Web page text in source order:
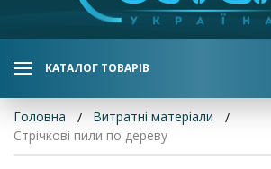
КАТАЛОГ ТОВАРІВ
Головна
Витратні матеріали
Стрічкові пили по дереву